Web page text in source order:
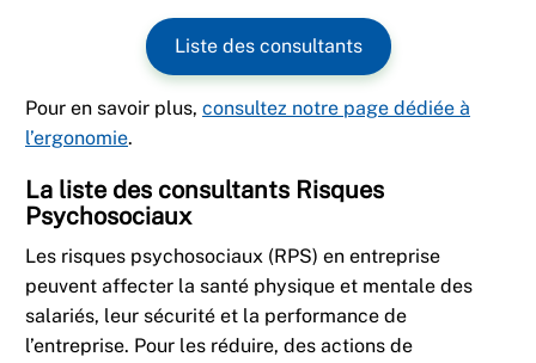
Liste des consultants
Pour en savoir plus, consultez notre page dédiée à
l’ergonomie.
La liste des consultants Risques
Psychosociaux
Les risques psychosociaux (RPS) en entreprise
peuvent affecter la santé physique et mentale des
salariés, leur sécurité et la performance de
l’entreprise. Pour les réduire, des actions de